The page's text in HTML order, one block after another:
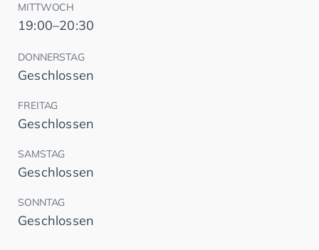
MITTWOCH
19:00–20:30
DONNERSTAG
Geschlossen
FREITAG
Geschlossen
SAMSTAG
Geschlossen
SONNTAG
Geschlossen